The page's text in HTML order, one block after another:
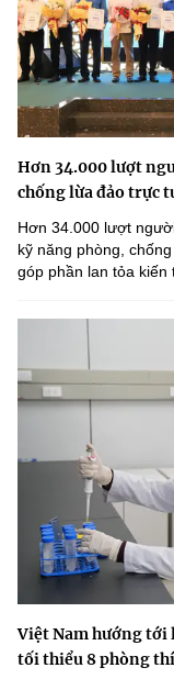
Hơn 34.000 lượt
chống lừa đảo trực
Hơn 34.000 lượt
kỹ năng phòng,
góp phần lan tỏa kiến
Việt Nam hướng tới
tối thiểu 8 phòng